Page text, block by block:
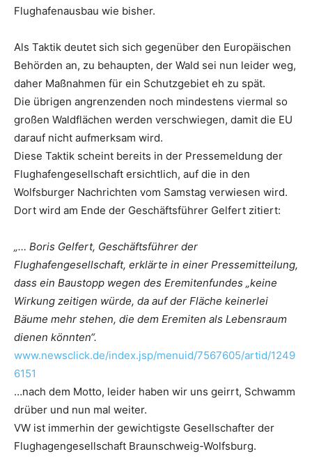
Flughafenausbau wie bisher.
Als Taktik deutet sich sich gegenüber den Europäischen
Behörden an, zu behaupten, der Wald sei nun leider weg,
daher Maßnahmen für ein Schutzgebiet eh zu spät.
Die übrigen angrenzenden noch mindestens viermal so
großen Waldflächen werden verschwiegen, damit die EU
darauf nicht aufmerksam wird.
Diese Taktik scheint bereits in der Pressemeldung der
Flughafengesellschaft ersichtlich, auf die in den
Wolfsburger Nachrichten vom Samstag verwiesen wird.
Dort wird am Ende der Geschäftsführer Gelfert zitiert:
„… Boris Gelfert, Geschäftsführer der
Flughafengesellschaft, erklärte in einer Pressemitteilung,
dass ein Baustopp wegen des Eremitenfundes „keine
Wirkung zeitigen würde, da auf der Fläche keinerlei
Bäume mehr stehen, die dem Eremiten als Lebensraum
dienen könnten“.
www.newsclick.de/index.jsp/menuid/7567605/artid/1249
6151
…nach dem Motto, leider haben wir uns geirrt, Schwamm
drüber und nun mal weiter.
VW ist immerhin der gewichtigste Gesellschafter der
Flughagengesellschaft Braunschweig-Wolfsburg.